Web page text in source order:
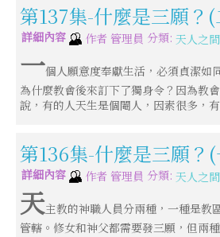
第137集-什麼是三願？
詳細內容 作者 管理員 分類: 天人之間
一個人願意度奉獻生活，必須貞潔如
為什麼教會後來訂下了獨身令？因為教
說，有的人天生是個閹人，因素很多，
第136集-什麼是三願？
詳細內容 作者 管理員 分類: 天人之間
天主教的神職人員分兩種，一種是教
管轄。修女和神父都需要發三願，但兩